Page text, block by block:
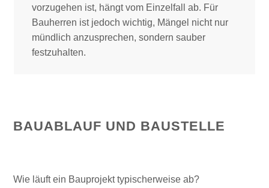
vorzugehen ist, hängt vom Einzelfall ab. Für
Bauherren ist jedoch wichtig, Mängel nicht nur
mündlich anzusprechen, sondern sauber
festzuhalten.
BAUABLAUF UND BAUSTELLE
Wie läuft ein Bauprojekt typischerweise ab?